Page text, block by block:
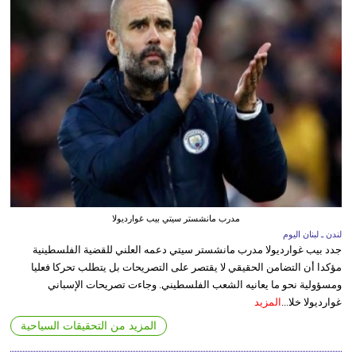
مدرب مانشستر سيتي بيب غوارديولا
لندن ـ لبنان اليوم
جدد بيب غوارديولا مدرب مانشستر سيتي دعمه العلني للقضية الفلسطينية
مؤكدا أن التضامن الحقيقي لا يقتصر على التصريحات بل يتطلب تحركا فعليا
ومسؤولية نحو ما يعانيه الشعب الفلسطيني. وجاءت تصريحات الإسباني
غوارديولا خلا...
المزيد
المزيد من التحقيقات السياحية